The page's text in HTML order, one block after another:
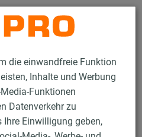
die einwandfreie Funktion
Inhalte und Werbung
Funktionen
Datenverkehr zu
Ihre Einwilligung geben,
Kontakt
Lüftungsbefestigung